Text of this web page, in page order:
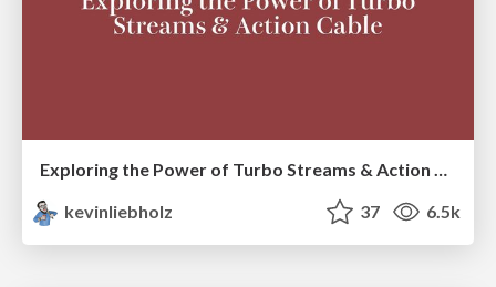
Exploring the Power of Turbo Streams & Action Cable | RailsConf2023
kevinliebholz
37 6.5k